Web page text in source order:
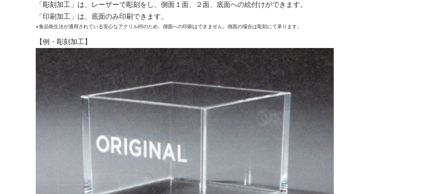
「彫刻加工」は、レーザーで彫刻をし、側面１面、２面、底面への絵付けができます。
「印刷加工」は、底面のみ印刷できます。
※食品衛生法が適用されている安心なアクリル枡のため、側面への印刷はできません。側面の場合は彫刻にて承ります。
【例・彫刻加工】